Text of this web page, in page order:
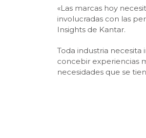
«Las marcas hoy
involucradas con las
Insights de Kantar.
Toda industria necesita
concebir experiencias
necesidades que se